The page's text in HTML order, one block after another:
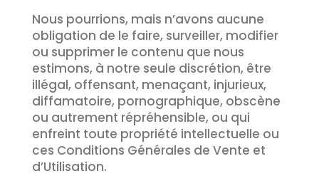
Nous pourrions, mais n’avons aucune
obligation de le faire, surveiller, modifier
ou supprimer le contenu que nous
estimons, à notre seule discrétion, être
illégal, offensant, menaçant, injurieux,
diffamatoire, pornographique, obscène
ou autrement répréhensible, ou qui
enfreint toute propriété intellectuelle ou
ces Conditions Générales de Vente et
d’Utilisation.